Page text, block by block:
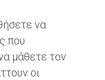
να
που
μάθετε τον
οι